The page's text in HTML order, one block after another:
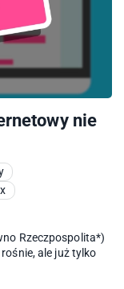
nie
Rzeczpospolita*)
ale już tylko